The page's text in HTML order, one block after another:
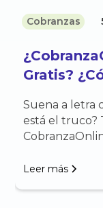
Cobranzas
Gratis?
Suena a letra
está el truco?
Leer más